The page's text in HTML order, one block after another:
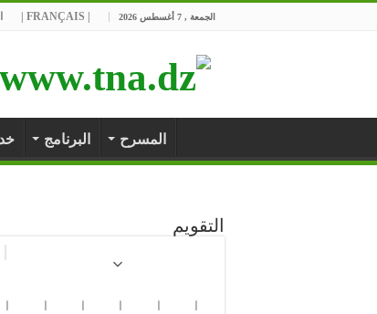
الجمعة , 7 أغسطس 2026
المسرح البرنامج
التقويم
ا ا ا ا ا ا